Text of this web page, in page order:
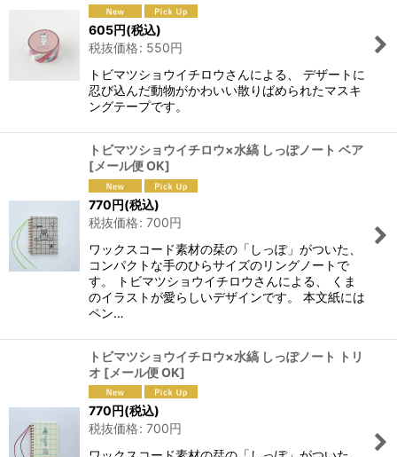
605円(税込)
税抜価格: 550円
トビマツショウイチロウさんによる、 デザートに
忍び込んだ動物がかわいい散りばめられたマスキ
ングテープです。
トビマツショウイチロウ×水縞 しっぽノート ベア
[メール便 OK]
770円(税込)
税抜価格: 700円
ワックスコード素材の栞の「しっぽ」がついた、
コンパクトな手のひらサイズのリングノートで
す。 トビマツショウイチロウさんによる、 くま
のイラストが愛らしいデザインです。 本文紙には
ペン…
トビマツショウイチロウ×水縞 しっぽノート トリ
オ [メール便 OK]
770円(税込)
税抜価格: 700円